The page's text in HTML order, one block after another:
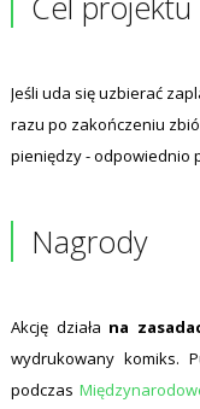
Jeśli uda się uzbierać
razu po zakończeniu
pieniędzy - odpowiednio
Nagrody
Akcję działa na
wydrukowany komiks.
podczas